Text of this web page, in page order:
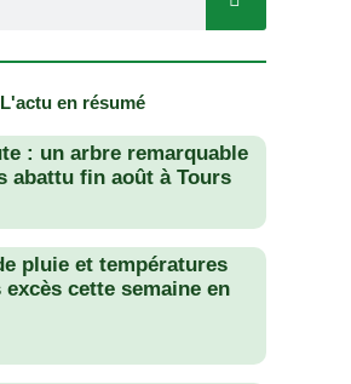
en résumé
: un arbre remarquable
abattu fin août à Tours
pluie et températures
cette semaine en